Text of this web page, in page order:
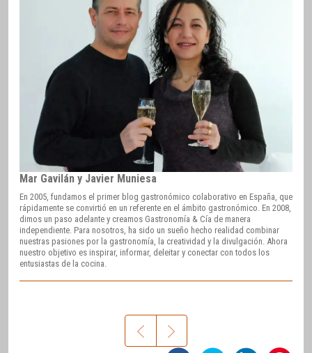
Mar Gavilán y Javier Muniesa
En 2005, fundamos el primer blog gastronómico colaborativo en España, que
rápidamente se convirtió en un referente en el ámbito gastronómico. En 2008,
dimos un paso adelante y creamos Gastronomía & Cía de manera
independiente. Para nosotros, ha sido un sueño hecho realidad combinar
nuestras pasiones por la gastronomía, la creatividad y la divulgación. Ahora
nuestro objetivo es inspirar, informar, deleitar y conectar con todos los
entusiastas de la cocina.